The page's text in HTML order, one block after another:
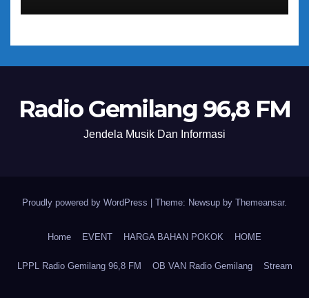
Radio Gemilang 96,8 FM
Jendela Musik Dan Informasi
Proudly powered by WordPress Theme: Newsup by Themeansar.
Home EVENT HARGA BAHAN POKOK HOME
LPPL Radio Gemilang 96,8 FM OB VAN Radio Gemilang Stream